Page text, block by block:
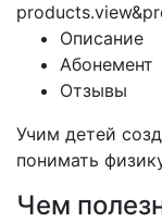
Описание
Абонемент
Отзывы
Учим детей
понимать
Чем